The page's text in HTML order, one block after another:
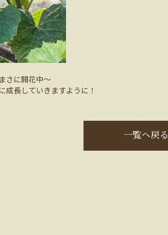
さに開花中～
成長していきますように！
一覧へ戻る